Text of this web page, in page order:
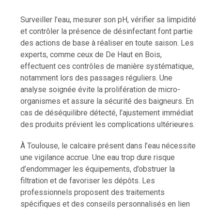
Surveiller l’eau, mesurer son pH, vérifier sa limpidité
et contrôler la présence de désinfectant font partie
des actions de base à réaliser en toute saison. Les
experts, comme ceux de De Haut en Bois,
effectuent ces contrôles de manière systématique,
notamment lors des passages réguliers. Une
analyse soignée évite la prolifération de micro-
organismes et assure la sécurité des baigneurs. En
cas de déséquilibre détecté, l’ajustement immédiat
des produits prévient les complications ultérieures.
À Toulouse, le calcaire présent dans l’eau nécessite
une vigilance accrue. Une eau trop dure risque
d’endommager les équipements, d’obstruer la
filtration et de favoriser les dépôts. Les
professionnels proposent des traitements
spécifiques et des conseils personnalisés en lien